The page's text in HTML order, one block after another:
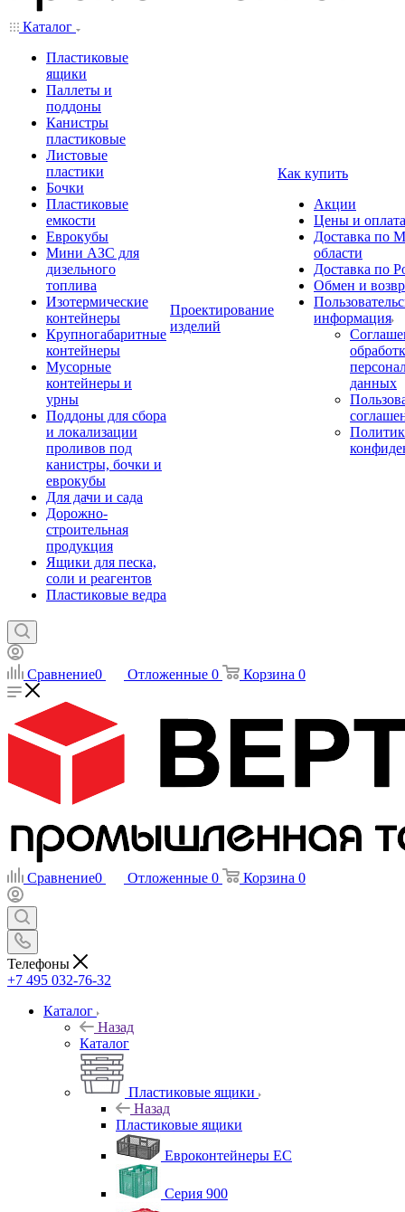
Каталог
Пластиковые
ящики
Паллеты и
поддоны
Канистры
пластиковые
Листовые
пластики
Бочки
Пластиковые
емкости
Еврокубы
Мини АЗС для
дизельного
топлива
Изотермические
контейнеры
Крупногабаритные
контейнеры
Мусорные
контейнеры и
урны
Поддоны для сбора
и локализации
проливов под
канистры, бочки и
еврокубы
Для дачи и сада
Дорожно-
строительная
продукция
Ящики для песка,
соли и реагентов
Пластиковые ведра
Проектирование
изделий
Как купить
Акции
Цены и оплата
Доставка по
области
Доставка по
Обмен и
информация
данных
Сравнение0 Отложенные 0 Корзина 0
Сравнение0 Отложенные 0 Корзина 0
Телефоны
+7 495 032-76-32
Каталог
Назад
Каталог
Пластиковые ящики
Назад
Пластиковые ящики
Евроконтейнеры ЕС
Серия 900